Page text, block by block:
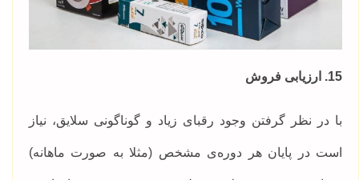
15. ارزیابی فروش
با در نظر گرفتن وجود رقبای زیاد و گوناگونی سلایق، نیاز
است در پایان هر دوره‌ی مشخص (مثلا به صورت ماهانه)